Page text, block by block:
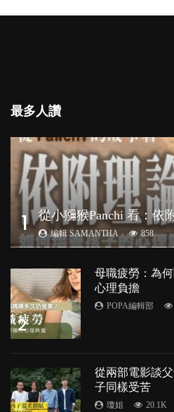
最多人讚
1 編輯 SAMANTHA 858
2
母職疲勞：為
心理負擔
POPA編輯部
從兩部電影談
子同樣受苦
瓊姐 20.1K